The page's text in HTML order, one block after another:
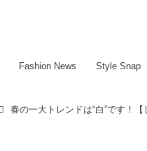
Fashion News Style Snap